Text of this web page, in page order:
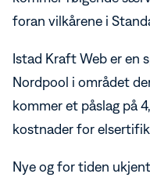
App for
Aktuelt
Vannkraft
Bærekraft
foran vilkårene i
Istad Kraft Web er en
Nordpool i området
kommer et påslag på
kostnader for
Nye og for tiden